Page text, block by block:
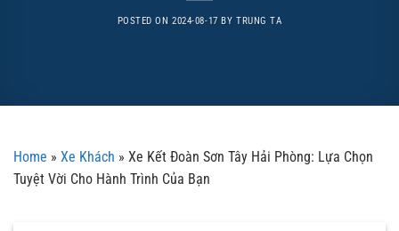
POSTED ON2024-08-17 BY TRUNG TA
Home » Xe Khách » Xe Kết Đoàn Sơn Tây Hải Phòng: Lựa Chọn
Tuyệt Vời Cho Hành Trình Của Bạn